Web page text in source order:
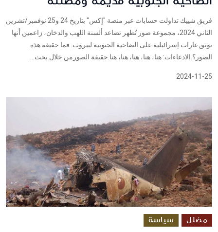
فريق شييك تداولت حسابات عبر منصة "إكس" بتاريخ 24 و25 نوفمبر/تشرين
الثاني 2024، مجموعة صور تُظهر تصاعد ألسنة اللهب والدخان، زاعمين أنها
توثق غارات إسرائيلية على الضاحية الجنوبية لبيروت. فما حقيقة هذه
الصور؟.الادعاءات: هنا، هنا، هنا، هنا، هنا.حقيقة الصورمن خلال بحث...
2024-11-25
مضلل سياسة